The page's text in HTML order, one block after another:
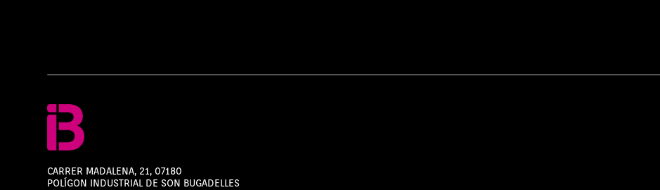
CARRER MADALENA, 21, 07180
POLÍGON INDUSTRIAL DE SON BUGADELLES